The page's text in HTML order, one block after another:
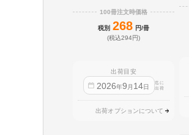
100冊注文時価格
税別 268 円/冊
(税込294円)
出荷目安
2026年9 月 14日
迄に
出荷
出荷オプションについて